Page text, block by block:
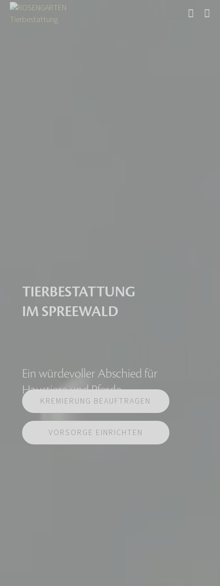
TIERBESTATTUNG
IM SPREEWALD
Ein würdevoller Abschied für
Haustiere und Pferde
KREMIERUNG BEAUFTRAGEN
VORSORGE EINRICHTEN